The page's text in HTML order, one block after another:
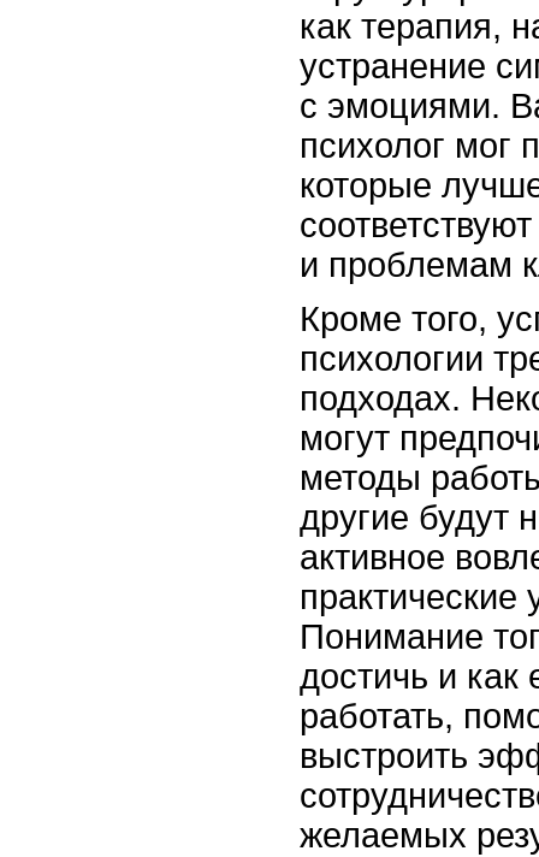
как терапия,
устранение
с эмоциями.
психолог мог
которые
и проблемам
Кроме того,
психологии
подходах.
могут
методы
другие будут
активное
практические
Понимание
достичь и
работать,
выстроить
желаемых